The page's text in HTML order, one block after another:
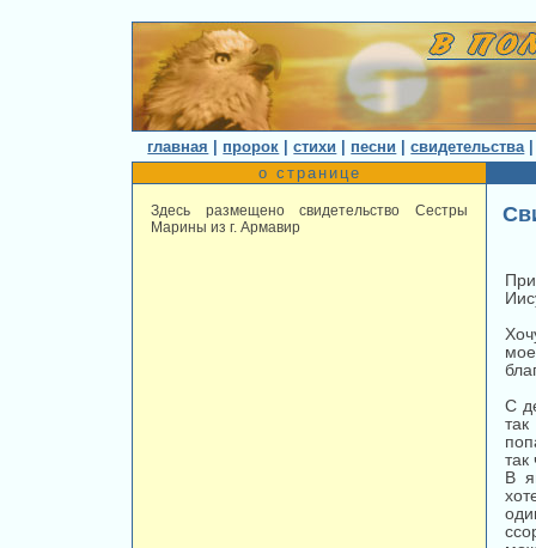
главная пророк |стихи песни |свидетельства
о странице
Здесь размещено свидетельство Сестры
Марины из г. Армавир
С
так
В